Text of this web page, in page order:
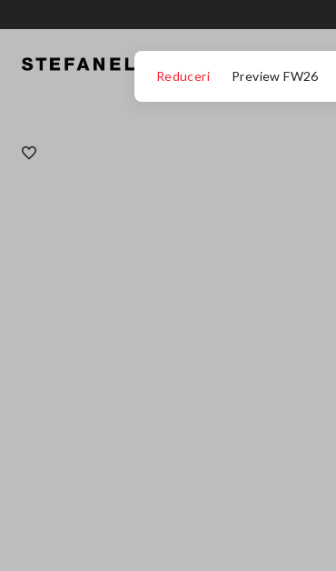
Reduceri Preview FW26